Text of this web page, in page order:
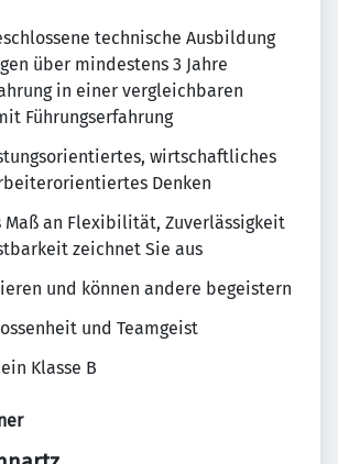
technische Ausbildung
über mindestens 3 Jahre
in einer vergleichbaren
Führungserfahrung
wirtschaftliches
Denken
Maß an Flexibilität, Zuverlässigkeit
zeichnet Sie aus
und können andere begeistern
und Teamgeist
Klasse B